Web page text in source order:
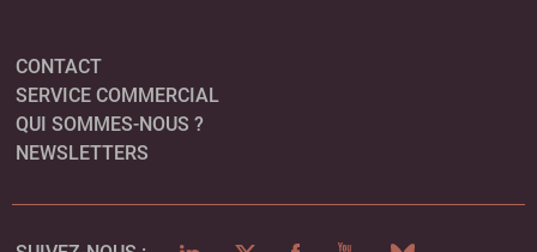
CONTACT
SERVICE COMMERCIAL
QUI SOMMES-NOUS ?
NEWSLETTERS